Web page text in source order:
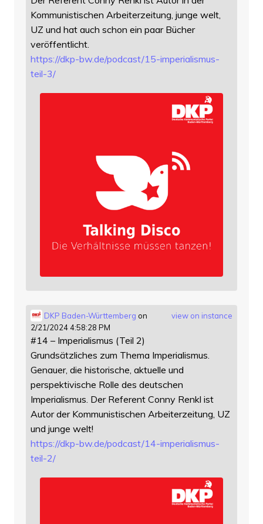
Kommunistischen Arbeiterzeitung, junge welt,
UZ und hat auch schon ein paar Bücher
veröffentlicht.
https://dkp-bw.de/podcast/15-imperialismus-
teil-3/
view on instance
DKP Baden-Württemberg on
2/21/2024 4:58:28 PM
#14 – Imperialismus (Teil 2)
Grundsätzliches zum Thema Imperialismus.
Genauer, die historische, aktuelle und
perspektivische Rolle des deutschen
Imperialismus. Der Referent Conny Renkl ist
Autor der Kommunistischen Arbeiterzeitung, UZ
und junge welt!
https://dkp-bw.de/podcast/14-imperialismus-
teil-2/